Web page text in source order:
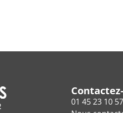
01 45 23 10